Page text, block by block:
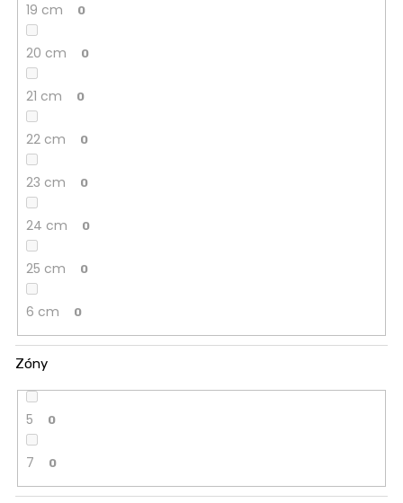
19 cm 0
20 cm 0
21 cm 0
22 cm 0
23 cm 0
24 cm 0
25 cm 0
6 cm 0
Zóny
5 0
7 0